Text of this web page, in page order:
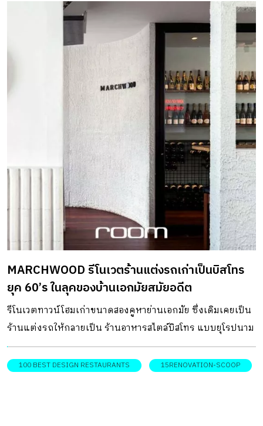
บรรยากาศและสีสันอย่างที่เคยเป็นมา เจ้าของจึงมีแนวคิดการ
ออกแบบที่คำนึงถึงบริบทของเมือง โดยอิงกับปัจจัยพื้นฐาน
ของการใช้ชีวิตอย่าง การสื่อสาร การสร้างเสริมประสบการณ์
และการสร้างสรรค์สภาพแวดล้อมที่เอื้อให้ผู้คนในชุมชนได้เข้า
มาใช้ประโยชน์ร่วมกัน ผ่านการรีโนเวตอาคารให้มีพื้นที่ใช้งาน 2
ส่วน คือบริเวณชั้น 1 ออกแบบให้เป็นพื้นที่สาธารณะ เชื่อมต่อ
กับชุมชนด้วยคาเฟ่ และร้านค้าแบบป็อบอัพสโตร์ที่บริเวณด้าน
หน้าอาคาร เด่นด้วยโครงสร้างโปร่งใสกรุเฟรมกระจกเปิด-ปิด
ได้ ซึ่งมีคาแร็กเตอร์มาจาก Indoor Garden กลายเป็นฟาซาด
ให้แก่อาคารดูมีลูกเล่นมากขึ้น ส่วนชั้น 2 คือส่วนของห้องพัก
จำนวน 25 ห้อง ผู้เข้าพักสามารถปลีกตัวจากพื้นที่โซเชียลที่มี
ชีวิตชีวาด้านล่าง สู่ห้องพักบรรยากาศเรียบง่ายเงียบสงบที่
ตกแต่งสไตล์มินิมัลโทนสีขาว-ดำ ผสานกับดีเทลการตกแต่ง
สไตล์จีนอย่างช่องหน้าต่างวงกลมก่อนออกไปสู่พื้นที่นั่งเล่นริม
ระเบียงด้านนอก และลวดลายบนกรอบหน้าต่าง หลังจากเช็ค
อินแล้วผู้เข้าพักสามารถเช่าพื้นที่ร้านค้าเพื่อเริ่มต้นธุรกิจเล็ก ๆ
ได้เลย อีกทั้งที่นี่ยังเป็นจุดนัดพบของผู้คนในชุมชนที่สามารถมา
นั่งเล่นพบปะเพื่อนฝูง พูดคุยเรื่องธุรกิจ อ่านหนังสือ ดื่มกาแฟ
แชร์โมเมนต์ดี ๆ แบ่งปันกิจกรรมสุดสร้างสรรค์ร่วมกันท่ามก
ลางบรรยากาศอันทรงเสน่ห์ของย่านเก่า ที่ตั้ง : No.1774
Renmin […]
MARCHWOOD รีโนเวตร้านแต่งรถเก่าเป็นบิสโทร
ยุค 60’s ในลุคของบ้านเอกมัยสมัยอดีต
รีโนเวตทาวน์โฮมเก่าขนาดสองคูหาย่านเอกมัย ซึ่งเดิมเคยเป็น
ร้านแต่งรถให้กลายเป็น ร้านอาหารสไตล์บิสโทร แบบยุโรปนาม
ว่า MARCHWOOD โดยภายในร้านยังคงโครงสร้างเดิมบางส่วนไว้
เสริมการตกแต่งด้วยวัสดุอย่างอิฐก่อผนังแบบลอนที่นิยมใช้ใน
100 BEST DESIGN RESTAURANTS 15RENOVATION-SCOOP